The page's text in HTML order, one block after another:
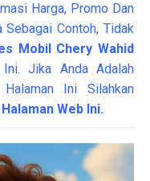
Harga, Promo Dan
Contoh, Tidak
Mobil Chery Wahid
Jika Anda Adalah
Ini Silahkan
Web Ini.